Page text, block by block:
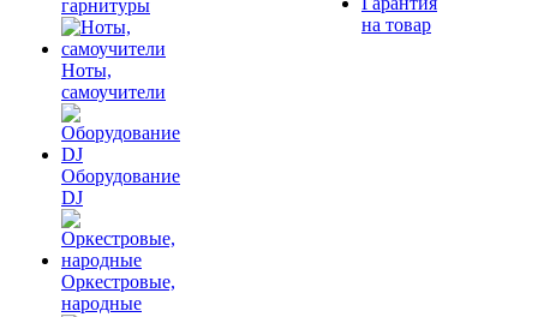
гарнитуры
Ноты,
самоучители
Оборудование
DJ
Оркестровые,
народные
на товар